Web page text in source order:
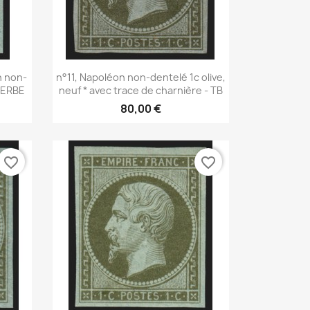
non-
Aperçu rapide
n°11, Napoléon non-dentelé 1c olive,
neuf * avec trace de charnière - TB
80,00 €
favorite_border favorite_border